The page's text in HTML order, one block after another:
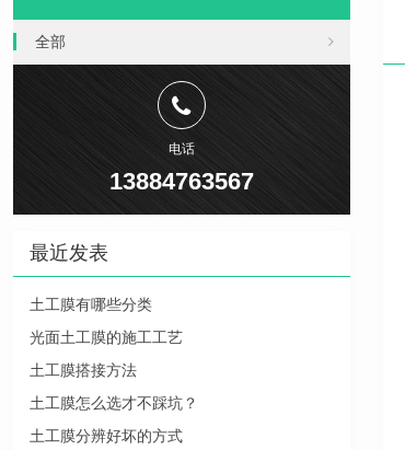
全部
电话
13884763567
最近发表
土工膜有哪些分类
光面土工膜的施工工艺
土工膜搭接方法
土工膜怎么选才不踩坑？
土工膜分辨好坏的方式